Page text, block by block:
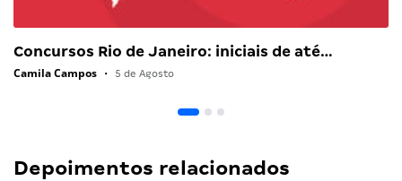
Concursos Rio de Janeiro: iniciais de até…
Camila Campos • 5 de Agosto
Depoimentos relacionados